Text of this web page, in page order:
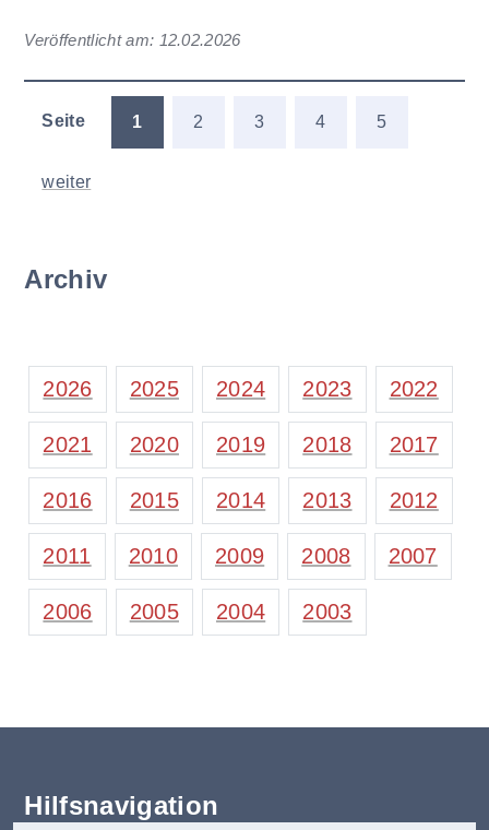
Veröffentlicht am: 12.02.2026
Seite 1 2 3 4 5
weiter
Archiv
2026 2025 2024 2023 2022
2021 2020 2019 2018 2017
2016 2015 2014 2013 2012
2011 2010 2009 2008 2007
2006 2005 2004 2003
Hilfsnavigation